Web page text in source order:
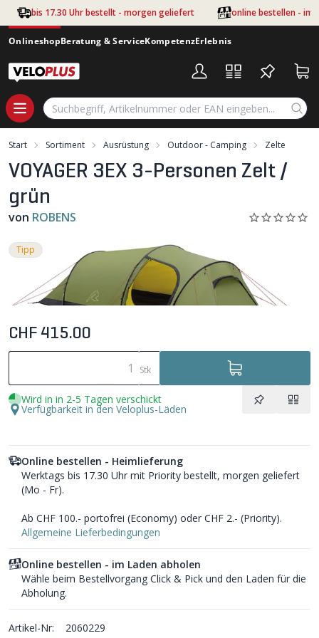
Zum Hauptinhalt springen
bis 17.30 Uhr bestellt - morgen geliefert online bestellen - im
OnlineshopBeratung & ServiceKompetenzErlebnis
Start Sortiment Ausrüstung Outdoor - Camping Zelte
VOYAGER 3EX 3-Personen Zelt /
grün
von ROBENS
Tipp
CHF 415.00
Stk
Wird in in 2-5 Tagen verschickt
Verfügbarkeit in den Veloplus-Läden
Online bestellen - Heimlieferung
Werktags bis 17.30 Uhr mit Priority bestellt, morgen geliefert
(Mo - Fr).
Ab CHF 100.- portofrei (Economy) oder CHF 2.- (Priority).
Allgemeine Lieferbedingungen
Online bestellen - im Laden abholen
Wähle beim Bestellvorgang Click & Pick und den Laden für die
Abholung.
Artikel-Nr: 2060229